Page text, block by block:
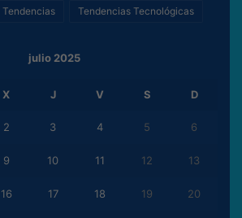
Tendencias Tendencias Tecnológicas
julio 2025
X J V S D
2 3 4 5 6
9 10 11 12 13
16 17 18 19 20